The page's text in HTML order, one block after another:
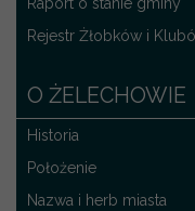
Rejestr Żłobków i
O ŻELECHOWIE
Historia
Położenie
Nazwa i herb miasta